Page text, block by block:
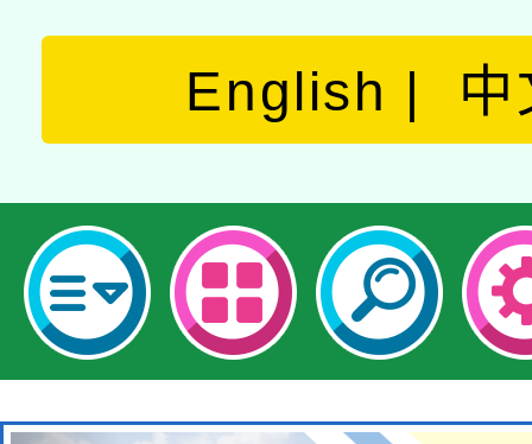
English 中